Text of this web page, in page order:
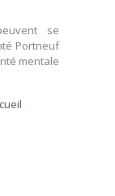
se
Portneuf
mentale